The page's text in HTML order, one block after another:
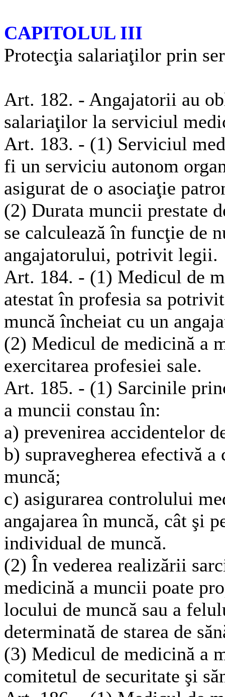
CAPITOLUL III
Protecţia salariaţilor prin
Art. 182. - Angajatorii au
salariaţilor la serviciul
Art. 183. - (1) Serviciul
fi un serviciu autonom
asigurat de o asociaţie
(2) Durata muncii prestate
se calculează în funcţie de
angajatorului, potrivit legii.
Art. 184. - (1) Medicul de
atestat în profesia sa
muncă încheiat cu un
(2) Medicul de medicină a
exercitarea profesiei sale.
Art. 185. - (1) Sarcinile
a muncii constau în:
a) prevenirea accidentelor
b) supravegherea efectivă
muncă;
c) asigurarea controlului
angajarea în muncă, cât şi
individual de muncă.
(2) În vederea realizării
medicină a muncii poate
locului de muncă sau a
determinată de starea de
(3) Medicul de medicină a
comitetul de securitate şi